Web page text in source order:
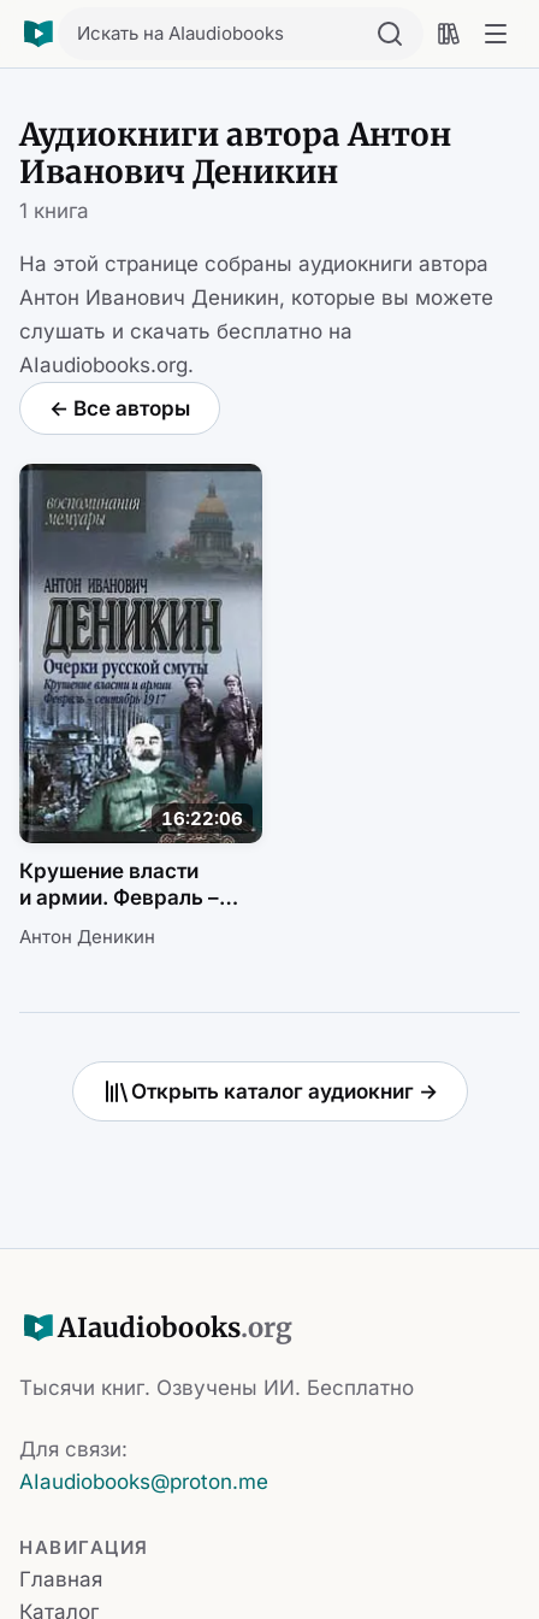
Искать на AIaudiobooks
Аудиокниги автора Антон
Иванович Деникин
1 книга
На этой странице собраны аудиокниги автора
Антон Иванович Деникин, которые вы можете
слушать и скачать бесплатно на
AIaudiobooks.org.
← Все авторы
16:22:06
Крушение власти
и армии. Февраль –
сентябрь 1917 г.
Антон Деникин
Открыть каталог аудиокниг →
AIaudiobooks.org
Тысячи книг. Озвучены ИИ. Бесплатно
Для связи:
AIaudiobooks@proton.me
НАВИГАЦИЯ
Главная
Каталог